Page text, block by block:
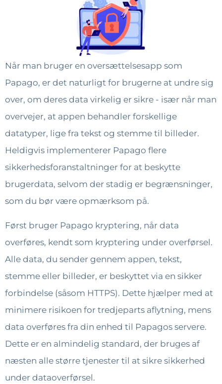
Når man bruger en oversættelsesapp som
Papago, er det naturligt for brugerne at undre sig
over, om deres data virkelig er sikre - især når man
overvejer, at appen behandler forskellige
datatyper, lige fra tekst og stemme til billeder.
Heldigvis implementerer Papago flere
sikkerhedsforanstaltninger for at beskytte
brugerdata, selvom der stadig er begrænsninger,
som du bør være opmærksom på.
Først bruger Papago kryptering, når data
overføres, kendt som kryptering under overførsel.
Alle data, du sender gennem appen, tekst,
stemme eller billeder, er beskyttet via en sikker
forbindelse (såsom HTTPS). Dette hjælper med at
minimere risikoen for tredjeparts aflytning, mens
data overføres fra din enhed til Papagos servere.
Dette er en almindelig standard, der bruges af
næsten alle større tjenester til at sikre sikkerhed
under dataoverførsel.